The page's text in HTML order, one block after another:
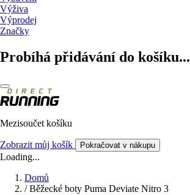
Výživa
Výprodej
Značky
Probíhá přidávání do košíku...
Mezisoučet košíku
Zobrazit můj košík Pokračovat v nákupu
Loading...
Domů
/ Běžecké boty Puma Deviate Nitro 3